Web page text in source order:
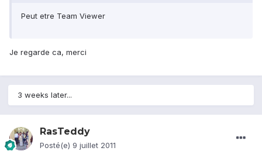
Peut etre Team Viewer
Je regarde ca, merci
3 weeks later...
RasTeddy
Posté(e) 9 juillet 2011